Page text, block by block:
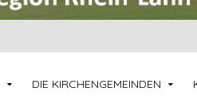
DIE KIRCHENGEMEINDEN